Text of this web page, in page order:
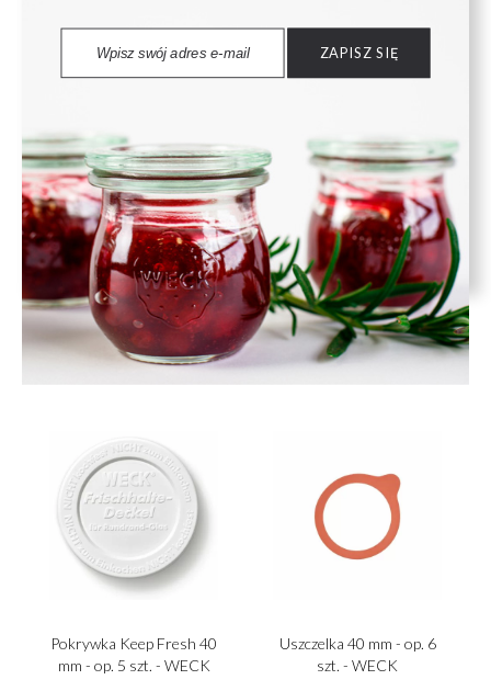
ZAPISZ SIĘ
Słoik MINI-STURZ 35 ml -
op. 12 szt - WECK
41,00 zł
DO KOSZYKA
Słoik DELI 100 ml - op. 6
szt - WECK
37,99 zł
DO KOSZYKA
Pokrywka Keep Fresh 40
mm - op. 5 szt. - WECK
Uszczelka 40 mm - op. 6
szt. - WECK